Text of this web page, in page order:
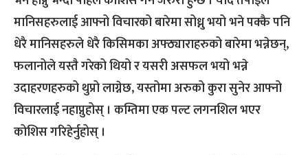
मानिसहरुलाई आफ्नो विचारको बारेमा सोध्नु भयो भने पक्कै पनि
धेरै मानिसहरुले धेरै किसिमका अफ्ठ्याराहरुको बारेमा भन्नेछन्,
फलानोले यस्तै गरेको थियो र यसरी असफल भयो भन्ने
उदाहरणहरुको थुप्रो लाग्नेछ, यस्तोमा अरुको कुरा सुनेर आफ्नो
विचारलाई नहाप्नुहोस् । कम्तिमा एक पल्ट लगनशिल भएर
कोशिस गरिहेर्नुहोस् ।